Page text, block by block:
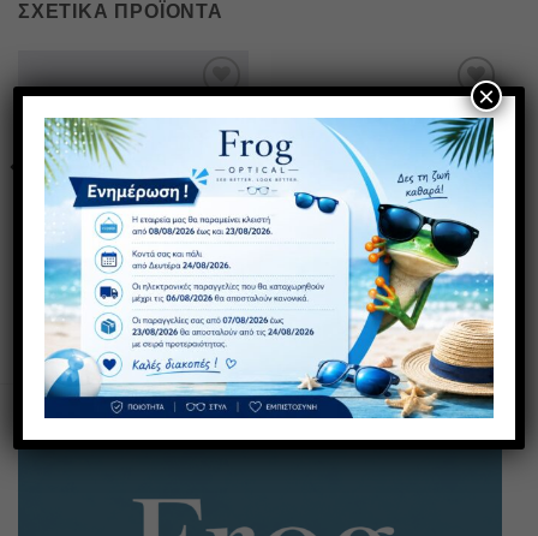
ΣΧΕΤΙΚΆ ΠΡΟΪΌΝΤΑ
στην λίστα
επιθυμιών
ANTIBLUE C2 GREEN
20,00
με ΦΠΑ
Πρόσθήκη
στην λίστα
επιθυμιών
BB12 ANTIBLUE
20,00
με ΦΠΑ
×